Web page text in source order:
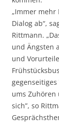
„Immer mehr
Dialog ab“,
Rittmann.
und Ängsten
und
ums Zuhören
sich”, so